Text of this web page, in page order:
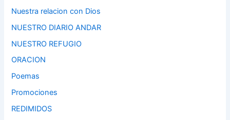
Nuestra relacion con Dios
NUESTRO DIARIO ANDAR
NUESTRO REFUGIO
ORACION
Poemas
Promociones
REDIMIDOS